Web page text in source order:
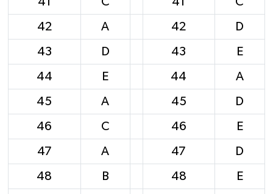
42 A 42 D
43 D 43 E
44 E 44 A
45 A 45 D
46 C 46 E
47 A 47 D
48 B 48 E